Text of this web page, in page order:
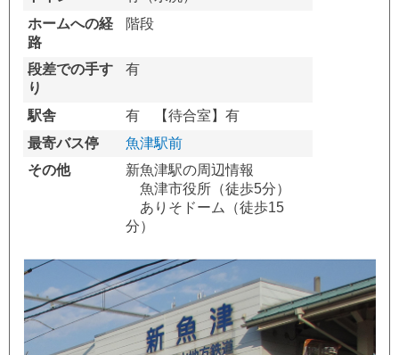
ホームへの経
路
階段
段差での手す
り
有
駅舎
有 【待合室】有
最寄バス停
魚津駅前
その他
新魚津駅の周辺情報
魚津市役所（徒歩5分）
ありそドーム（徒歩15
分）